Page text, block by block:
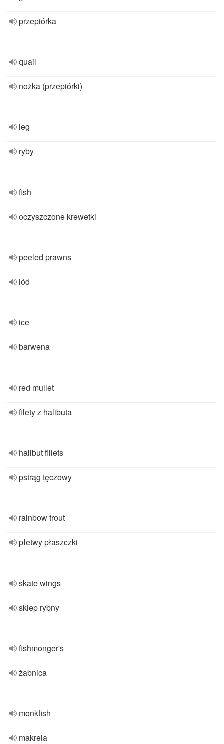
przepiórka
quail
nożka (przepiórki)
leg
ryby
fish
oczyszczone krewetki
peeled prawns
lód
ice
barwena
red mullet
filety z halibuta
halibut fillets
pstrąg tęczowy
rainbow trout
płetwy płaszczki
skate wings
sklep rybny
fishmonger's
żabnica
monkfish
makrela